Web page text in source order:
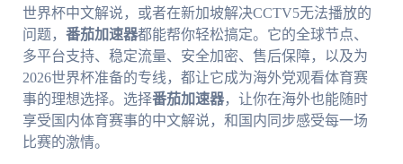
世界杯中文解说，或者在新加坡解决CCTV5无法播放的
问题， 番茄加速器都能帮你轻松搞定。它的全球节点、
多平台支持、稳定流量、安全加密、售后保障，以及为
2026世界杯准备的专线，都让它成为海外党观看体育赛
事的理想选择。选择番茄加速器，让你在海外也能随时
享受国内体育赛事的中文解说，和国内同步感受每一场
比赛的激情。